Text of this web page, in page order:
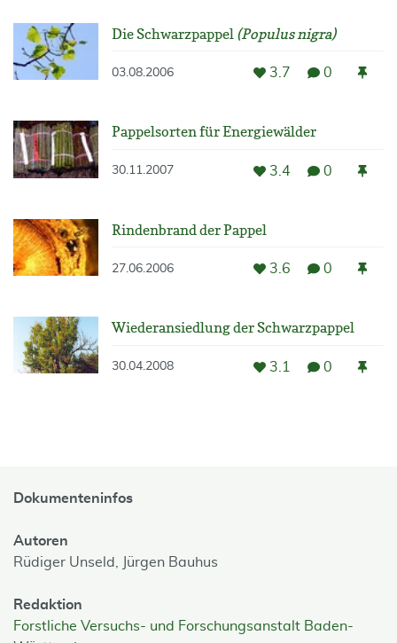
Die Schwarzpappel (Populus nigra)
03.08.2006 3.7 0
Pappelsorten für Energiewälder
30.11.2007 3.4 0
Rindenbrand der Pappel
27.06.2006 3.6 0
Wiederansiedlung der Schwarzpappel
30.04.2008 3.1 0
Dokumenteninfos
Autoren
Rüdiger Unseld,
Jürgen Bauhus
Redaktion
Forstliche Versuchs- und Forschungsanstalt Baden-